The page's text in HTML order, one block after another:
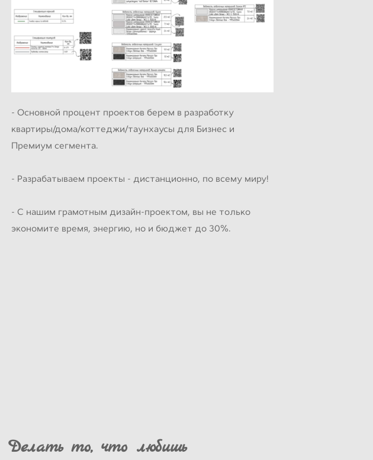
- Основной процент проектов берем в разработку
квартиры/дома/коттеджи/таунхаусы для Бизнес и
Премиум сегмента.
- Разрабатываем проекты - дистанционно, по всему миру!
- С нашим грамотным дизайн-проектом, вы не только
экономите время, энергию, но и бюджет до 30%.
Делать то, что любишь